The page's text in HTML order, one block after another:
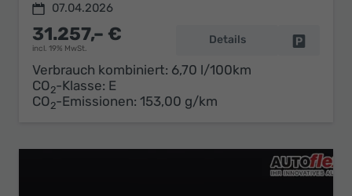
07.04.2026
31.257,– €
incl. 19% MwSt.
Details
Verbrauch kombiniert: 6,70 l/100km
CO2-Klasse: E
CO2-Emissionen: 153,00 g/km